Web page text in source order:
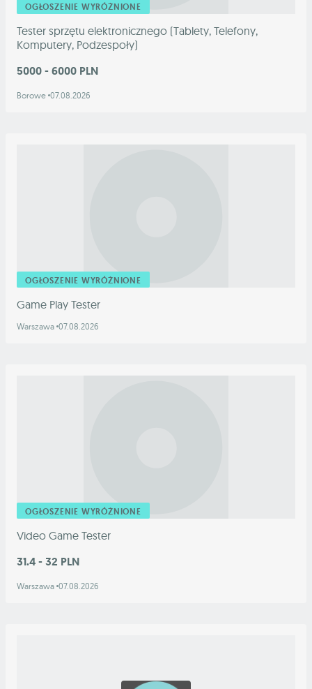
OGŁOSZENIE WYRÓŻNIONE
Tester sprzętu elektronicznego (Tablety, Telefony,
Komputery, Podzespoły)
5000 - 6000 PLN
Borowe 07.08.2026
OGŁOSZENIE WYRÓŻNIONE
Game Play Tester
Warszawa 07.08.2026
OGŁOSZENIE WYRÓŻNIONE
Video Game Tester
31.4 - 32 PLN
Warszawa 07.08.2026